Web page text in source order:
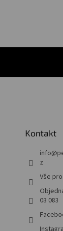
Kontakt
info@
z
Vše pro
03 083